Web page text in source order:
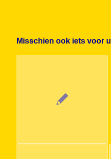
Misschien ook iets voor u